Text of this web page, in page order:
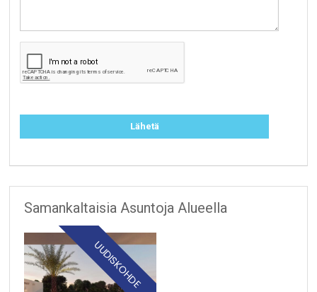
Samankaltaisia Asuntoja Alueella
UUDISKOHDE